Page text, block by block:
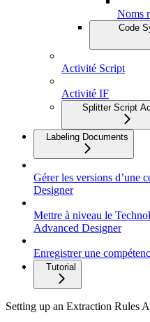
Noms
Code
Activité Script
Activité IF
Splitter Script
Labeling Documents
Gérer les versions d’une
Designer
Mettre à niveau le
Advanced Designer
Enregistrer une
Tutorial
Setting up an Extraction Rules